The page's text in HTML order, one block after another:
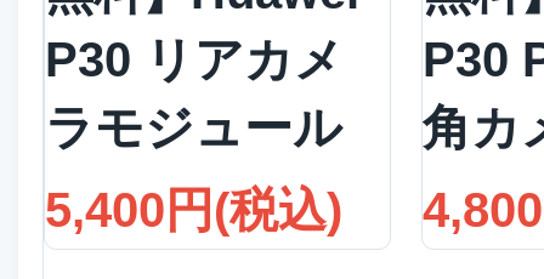
P30 リアカメ
ラモジュール
5,400円(税込)
P30
角カ